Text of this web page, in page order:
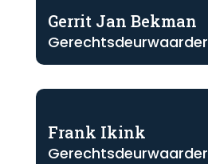
Gerrit Jan Bekman
Gerechtsdeurwaarder
Frank Ikink
Gerechtsdeurwaarder